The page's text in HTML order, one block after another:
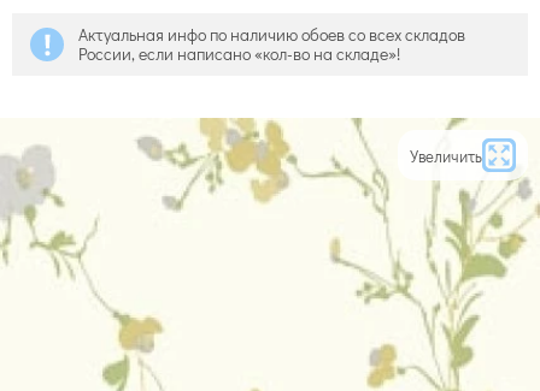
Актуальная инфо по наличию обоев со всех складов
России, если написано «кол-во на складе»!
Увеличить